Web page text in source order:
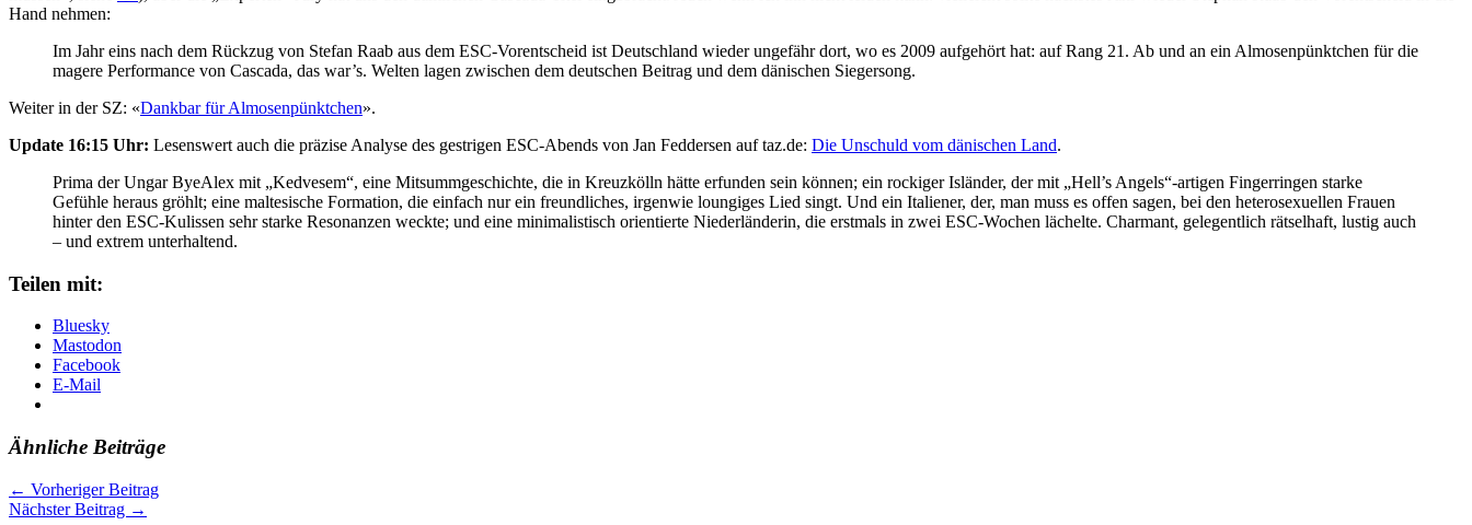
Hand nehmen:
Im Jahr eins nach dem Rückzug von Stefan Raab aus dem ESC-Vorentscheid ist Deutschland wieder ungefähr dort, wo es 2009 aufgehört hat: auf Rang 21. Ab und an ein Almosenpünktchen für die
magere Performance von Cascada, das war’s. Welten lagen zwischen dem deutschen Beitrag und dem dänischen Siegersong.
Weiter in der SZ: «Dankbar für Almosenpünktchen».
Update 16:15 Uhr: Lesenswert auch die präzise Analyse des gestrigen ESC-Abends von Jan Feddersen auf taz.de: Die Unschuld vom dänischen Land.
Prima der Ungar ByeAlex mit „Kedvesem“, eine Mitsummgeschichte, die in Kreuzkölln hätte erfunden sein können; ein rockiger Isländer, der mit „Hell’s Angels“-artigen Fingerringen starke
Gefühle heraus gröhlt; eine maltesische Formation, die einfach nur ein freundliches, irgenwie loungiges Lied singt. Und ein Italiener, der, man muss es offen sagen, bei den heterosexuellen Frauen
hinter den ESC-Kulissen sehr starke Resonanzen weckte; und eine minimalistisch orientierte Niederländerin, die erstmals in zwei ESC-Wochen lächelte. Charmant, gelegentlich rätselhaft, lustig auch
– und extrem unterhaltend.
Teilen mit:
Bluesky
Mastodon
Facebook
E-Mail
Ähnliche Beiträge
← Vorheriger Beitrag
Nächster Beitrag →